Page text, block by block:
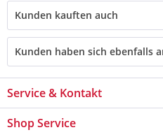
Kunden kauften auch
Kunden haben sich ebenfalls
Service & Kontakt
Shop Service